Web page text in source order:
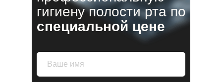
гигиену полости рта по
специальной цене